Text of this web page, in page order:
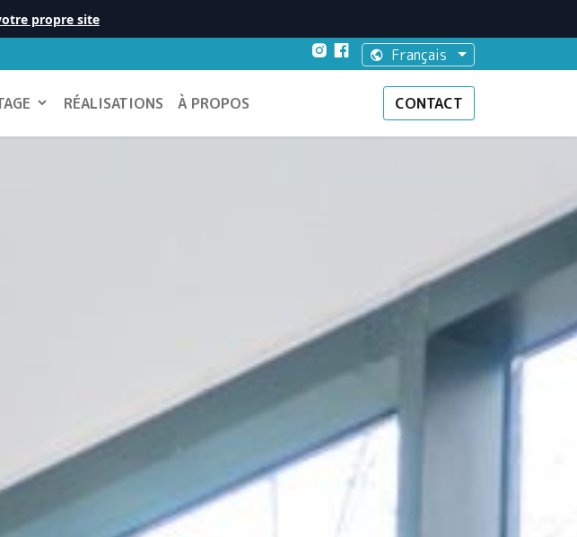
propre site
Français
RÉALISATIONS À PROPOS CONTACT